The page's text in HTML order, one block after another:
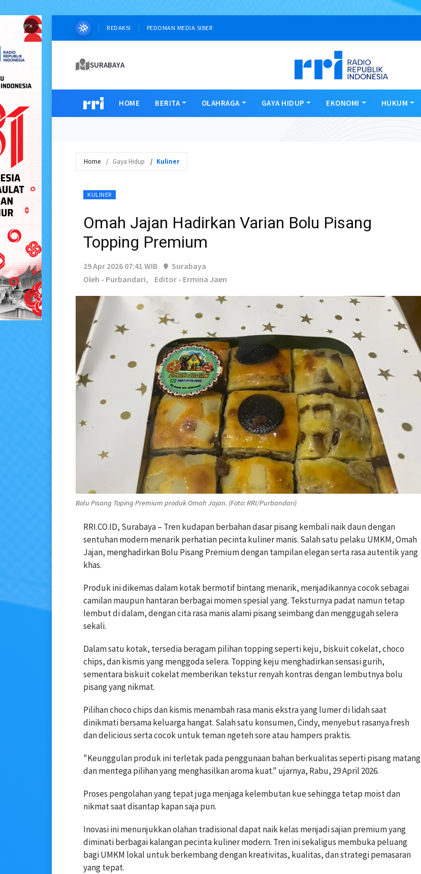
× REDAKSI PEDOMAN MEDIA SIBER
SURABAYA
HOME BERITA OLAHRAGA GAYA HIDUP EKONOMI HUKUM
Home Gaya Hidup Kuliner
KULINER
Omah Jajan Hadirkan Varian Bolu Pisang
Topping Premium
29 Apr 2026 07:41 WIB
Surabaya
Oleh - Purbandari,
Editor - Ermina Jaen
Bolu Pisang Toping Premium produk Omah Jajan. (Foto: RRI/Purbandari)
RRI.CO.ID, Surabaya – Tren kudapan berbahan dasar pisang kembali naik daun dengan
sentuhan modern menarik perhatian pecinta kuliner manis. Salah satu pelaku UMKM, Omah
Jajan, menghadirkan Bolu Pisang Premium dengan tampilan elegan serta rasa autentik yang
khas.
Produk ini dikemas dalam kotak bermotif bintang menarik, menjadikannya cocok sebagai
camilan maupun hantaran berbagai momen spesial yang. Teksturnya padat namun tetap
lembut di dalam, dengan cita rasa manis alami pisang seimbang dan menggugah selera
sekali.
Dalam satu kotak, tersedia beragam pilihan topping seperti keju, biskuit cokelat, choco
chips, dan kismis yang menggoda selera. Topping keju menghadirkan sensasi gurih,
sementara biskuit cokelat memberikan tekstur renyah kontras dengan lembutnya bolu
pisang yang nikmat.
Pilihan choco chips dan kismis menambah rasa manis ekstra yang lumer di lidah saat
dinikmati bersama keluarga hangat. Salah satu konsumen, Cindy, menyebut rasanya fresh
dan delicious serta cocok untuk teman ngeteh sore atau hampers praktis.
"Keunggulan produk ini terletak pada penggunaan bahan berkualitas seperti pisang matang
dan mentega pilihan yang menghasilkan aroma kuat." ujarnya, Rabu, 29 April 2026.
Proses pengolahan yang tepat juga menjaga kelembutan kue sehingga tetap moist dan
nikmat saat disantap kapan saja pun.
Inovasi ini menunjukkan olahan tradisional dapat naik kelas menjadi sajian premium yang
diminati berbagai kalangan pecinta kuliner modern. Tren ini sekaligus membuka peluang
bagi UMKM lokal untuk berkembang dengan kreativitas, kualitas, dan strategi pemasaran
yang tepat.